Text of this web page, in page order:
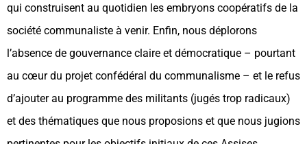
qui construisent au quotidien les embryons coopératifs de la
société communaliste à venir. Enfin, nous déplorons
l’absence de gouvernance claire et démocratique – pourtant
au cœur du projet confédéral du communalisme – et le refus
d’ajouter au programme des militants (jugés trop radicaux)
et des thématiques que nous proposions et que nous jugions